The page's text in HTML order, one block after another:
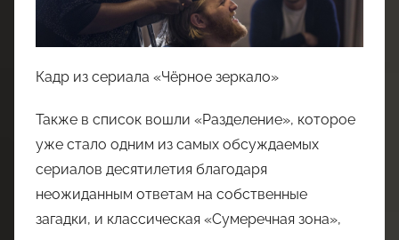
Кадр из сериала «Чёрное зеркало»
Также в список вошли «Разделение», которое
уже стало одним из самых обсуждаемых
сериалов десятилетия благодаря
неожиданным ответам на собственные
загадки, и классическая «Сумеречная зона»,